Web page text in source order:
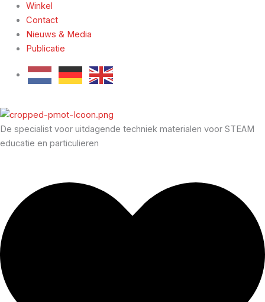
Winkel
Contact
Nieuws & Media
Publicatie
De specialist voor uitdagende techniek materialen voor STEAM
educatie en particulieren